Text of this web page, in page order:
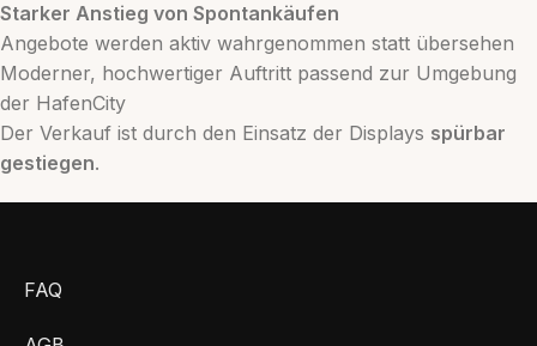
Starker Anstieg von Spontankäufen
Angebote werden aktiv wahrgenommen statt übersehen
Moderner, hochwertiger Auftritt passend zur Umgebung
der HafenCity
Der Verkauf ist durch den Einsatz der Displays spürbar
gestiegen.
FAQ